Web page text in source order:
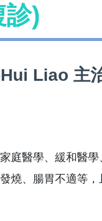
)
Liao 主
庭醫學、緩和醫
燒、腸胃不適等